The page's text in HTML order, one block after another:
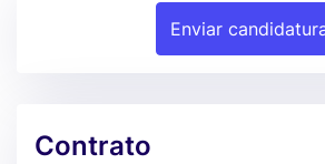
Enviar
Contrato